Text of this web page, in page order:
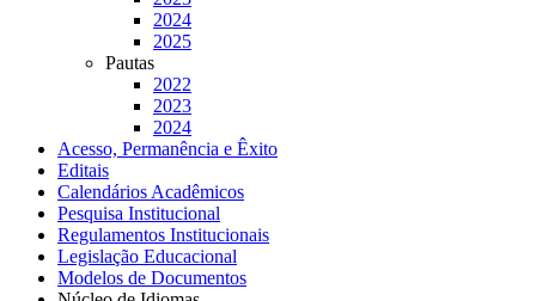
2024
2025
Pautas
2022
2023
2024
Acesso, Permanência e Êxito
Editais
Calendários Acadêmicos
Pesquisa Institucional
Regulamentos Institucionais
Legislação Educacional
Modelos de Documentos